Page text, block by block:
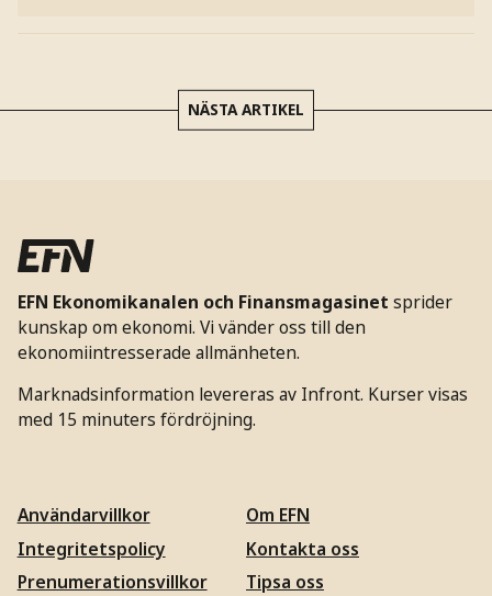
NÄSTA ARTIKEL
EFN Ekonomikanalen och Finansmagasinet sprider
kunskap om ekonomi. Vi vänder oss till den
ekonomiintresserade allmänheten.
Marknadsinformation levereras av Infront. Kurser visas
med 15 minuters fördröjning.
Användarvillkor
Integritetspolicy
Prenumerationsvillkor
Om EFN
Kontakta oss
Tipsa oss